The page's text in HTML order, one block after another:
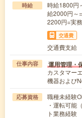
時給
時給1800円
給2000円～
2200円=実
交通費
交通費支給
仕事内容 運用管理・
カスタマー
機器および
応募資格
職種未経験
・運転可能
ト業務経